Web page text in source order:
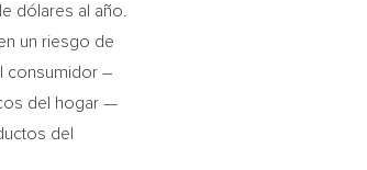
dólares al año.
un riesgo de
consumidor –
del hogar —
del